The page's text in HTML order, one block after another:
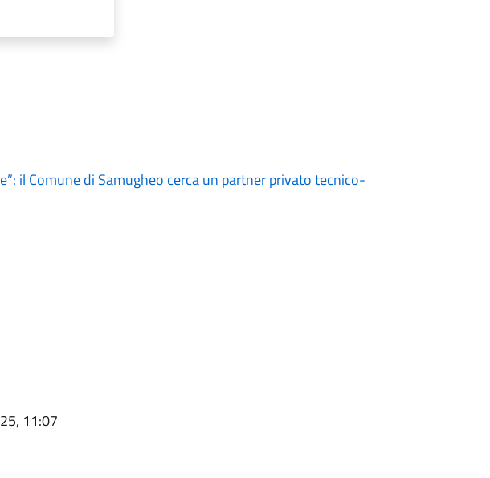
il Comune di Samugheo cerca un partner privato tecnico-
11:07